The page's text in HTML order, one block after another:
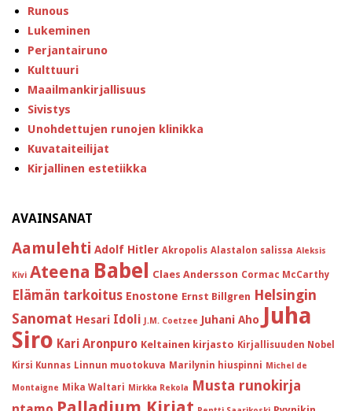
Runous
Lukeminen
Perjantairuno
Kulttuuri
Maailmankirjallisuus
Sivistys
Unohdettujen runojen klinikka
Kuvataiteilijat
Kirjallinen estetiikka
AVAINSANAT
Aamulehti Adolf Hitler Akropolis Alastalon salissa Aleksis
Kivi Ateena Babel Claes Andersson Cormac McCarthy
Elämän tarkoitus Enostone Ernst Billgren Helsingin
Sanomat Hesari Idoli J.M. Coetzee Juhani Aho Juha
Siro Kari Aronpuro Keltainen kirjasto Kirjallisuuden Nobel
Kirsi Kunnas Linnun muotokuva Marilynin hiuspinni Michel de
Montaigne Mika Waltari Mirkka Rekola Musta runokirja